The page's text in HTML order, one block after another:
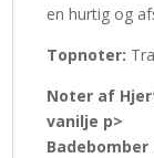
en hurtig og
Topnoter:
Noter af
vanilje p>